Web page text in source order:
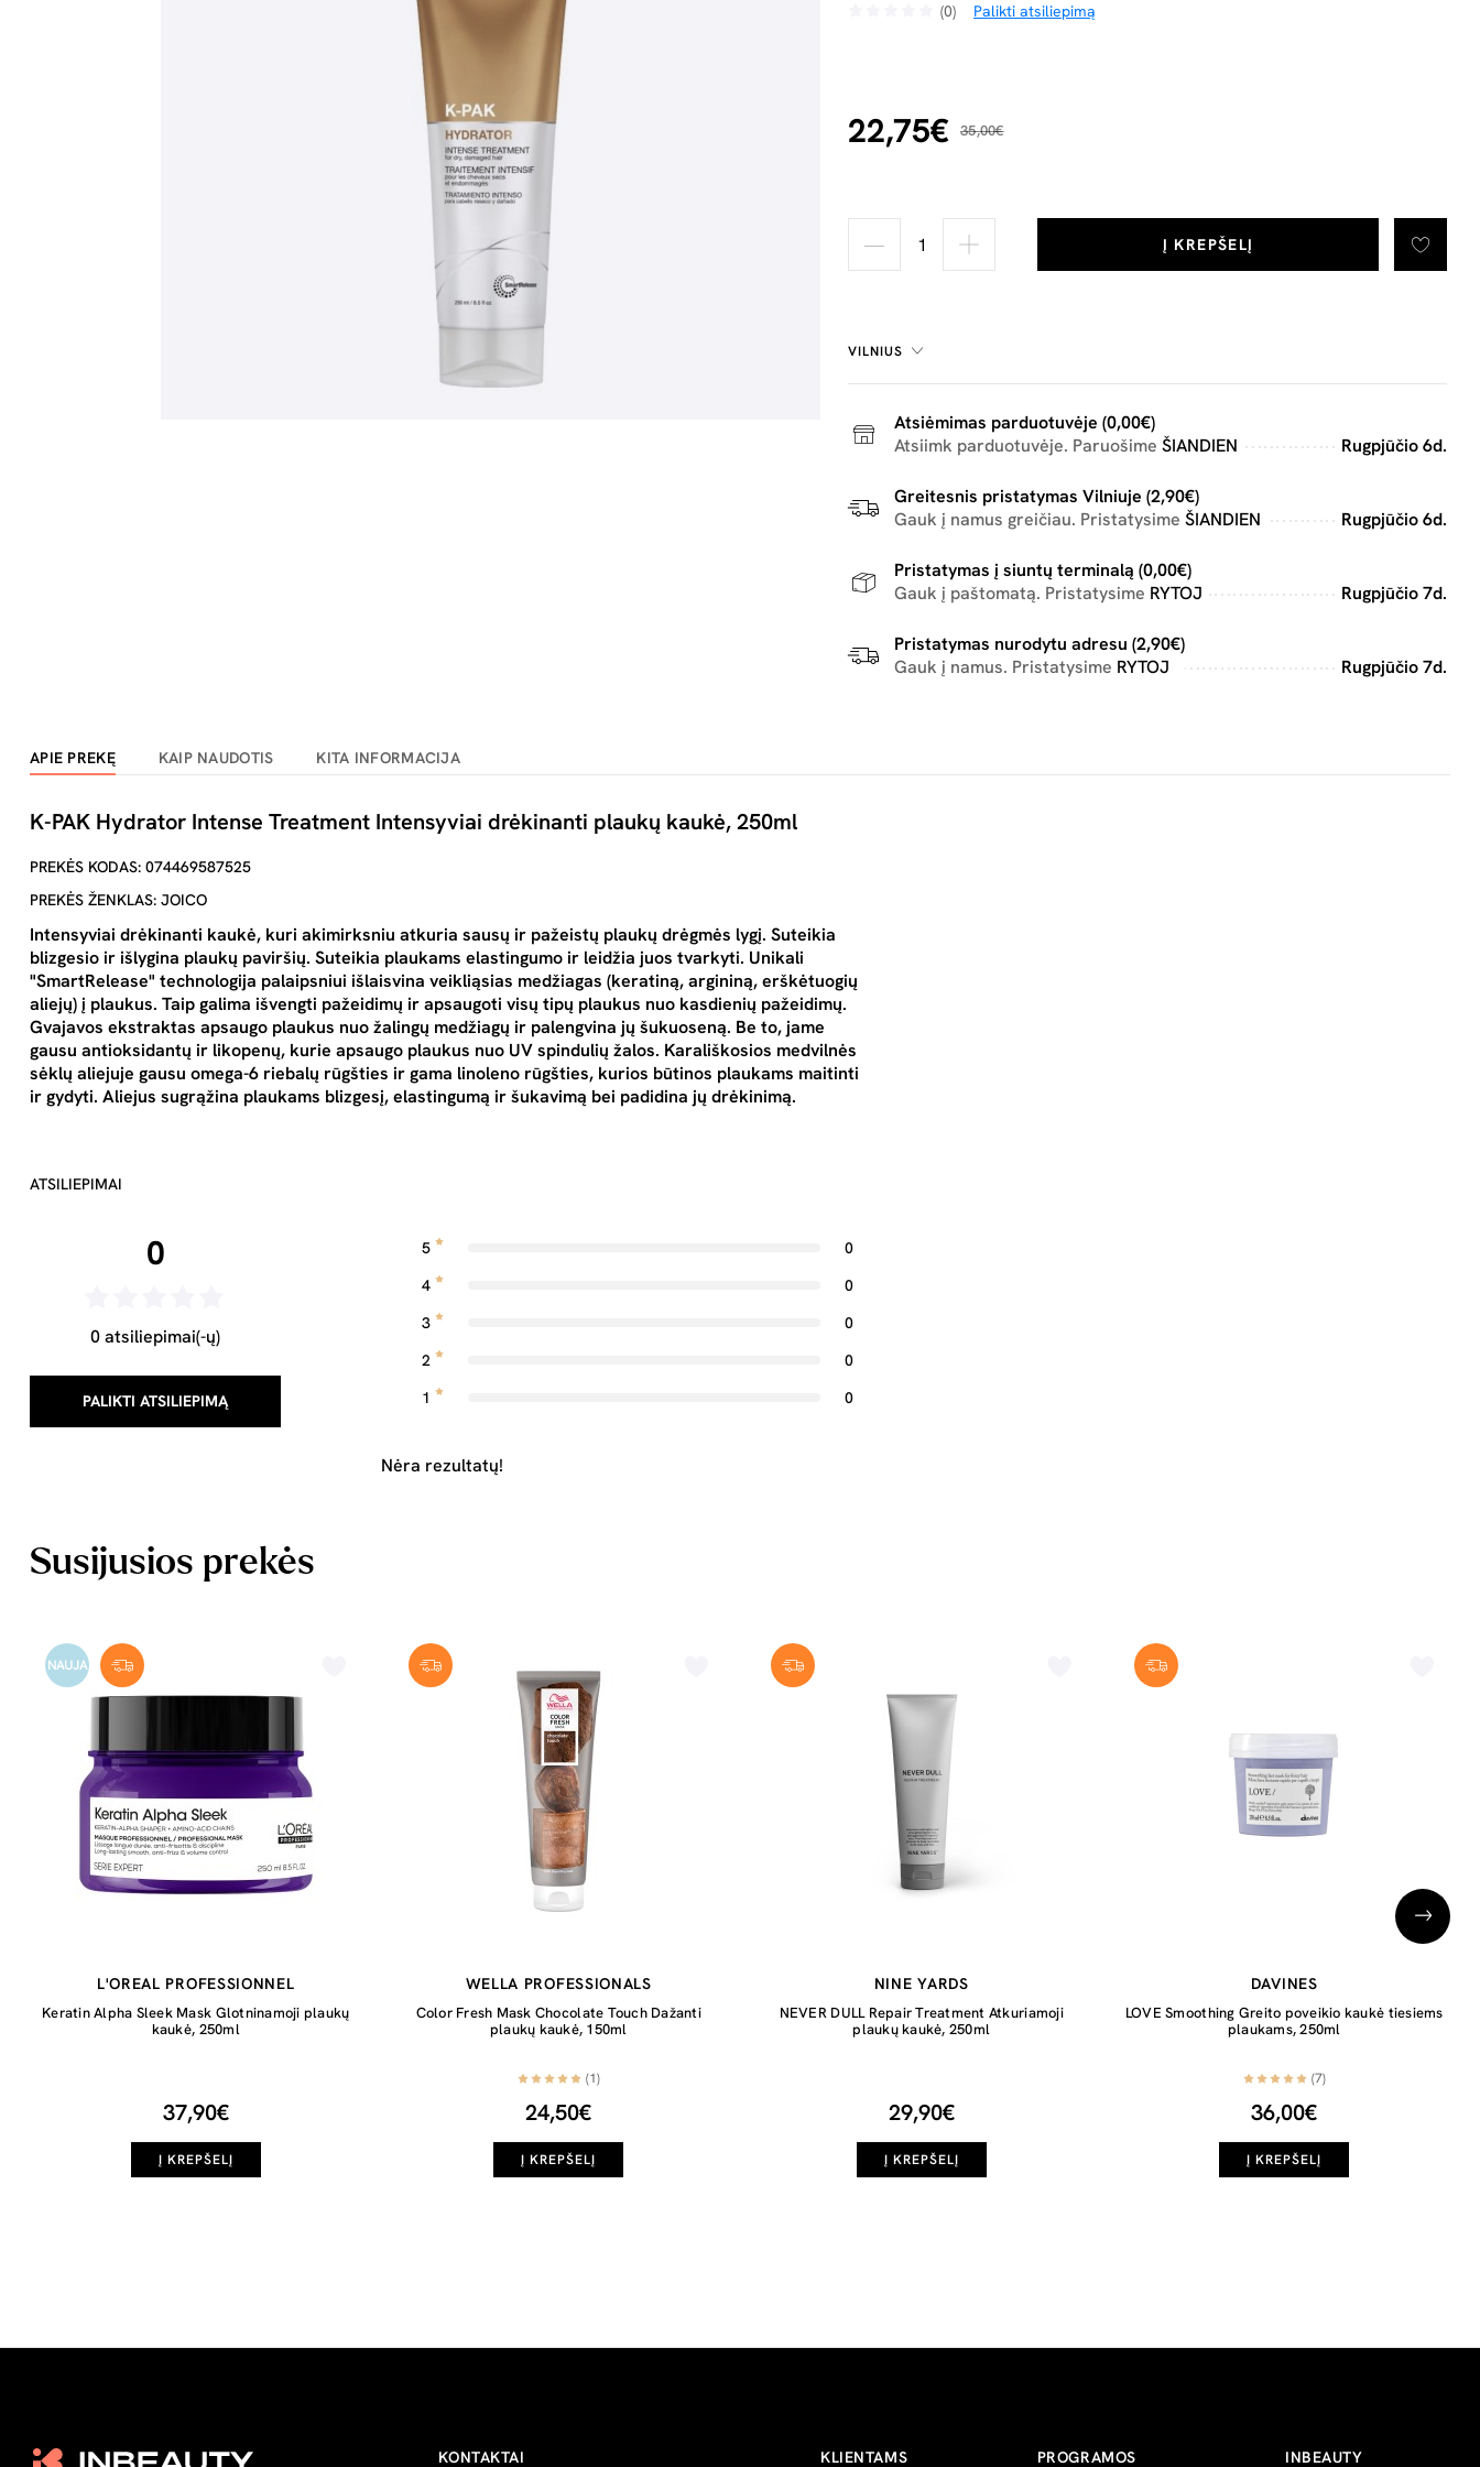
(0) Palikti atsiliepimą
22,75€ 35,00€
Į KREPŠELĮ
VILNIUS
Atsiėmimas parduotuvėje (0,00€)
Atsiimk parduotuvėje. Paruošime ŠIANDIEN Rugpjūčio 6d.
Greitesnis pristatymas Vilniuje (2,90€)
Gauk į namus greičiau. Pristatysime ŠIANDIEN Rugpjūčio 6d.
Pristatymas į siuntų terminalą (0,00€)
Gauk į paštomatą. Pristatysime RYTOJ Rugpjūčio 7d.
Pristatymas nurodytu adresu (2,90€)
Gauk į namus. Pristatysime RYTOJ Rugpjūčio 7d.
APIE PREKĘ KAIP NAUDOTIS KITA INFORMACIJA
K-PAK Hydrator Intense Treatment Intensyviai drėkinanti plaukų kaukė, 250ml
PREKĖS KODAS: 074469587525
PREKĖS ŽENKLAS: JOICO
Intensyviai drėkinanti kaukė, kuri akimirksniu atkuria sausų ir pažeistų plaukų drėgmės lygį. Suteikia
blizgesio ir išlygina plaukų paviršių. Suteikia plaukams elastingumo ir leidžia juos tvarkyti. Unikali
"SmartRelease" technologija palaipsniui išlaisvina veikliąsias medžiagas (keratiną, argininą, erškėtuogių
aliejų) į plaukus. Taip galima išvengti pažeidimų ir apsaugoti visų tipų plaukus nuo kasdienių pažeidimų.
Gvajavos ekstraktas apsaugo plaukus nuo žalingų medžiagų ir palengvina jų šukuoseną. Be to, jame
gausu antioksidantų ir likopenų, kurie apsaugo plaukus nuo UV spindulių žalos. Karališkosios medvilnės
sėklų aliejuje gausu omega-6 riebalų rūgšties ir gama linoleno rūgšties, kurios būtinos plaukams maitinti
ir gydyti. Aliejus sugrąžina plaukams blizgesį, elastingumą ir šukavimą bei padidina jų drėkinimą.
ATSILIEPIMAI
0
0 atsiliepimai(-ų)
PALIKTI ATSILIEPIMĄ
5
0
4
0
3
0
2
0
1
0
Nėra rezultatų!
Susijusios prekės
NAUJA
L'OREAL PROFESSIONNEL
Keratin Alpha Sleek Mask Glotninamoji plaukų
kaukė, 250ml
37,90€
Į KREPŠELĮ
WELLA PROFESSIONALS
Color Fresh Mask Chocolate Touch Dažanti
plaukų kaukė, 150ml
(1)
24,50€
Į KREPŠELĮ
NINE YARDS
NEVER DULL Repair Treatment Atkuriamoji
plaukų kaukė, 250ml
29,90€
Į KREPŠELĮ
DAVINES
LOVE Smoothing Greito poveikio kaukė tiesiems
plaukams, 250ml
(7)
36,00€
Į KREPŠELĮ
KONTAKTAI KLIENTAMS PROGRAMOS INBEAUTY